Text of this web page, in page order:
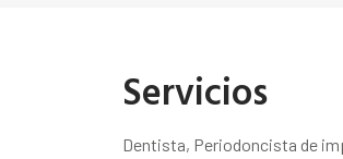
Servicios
Dentista, Periodoncista de